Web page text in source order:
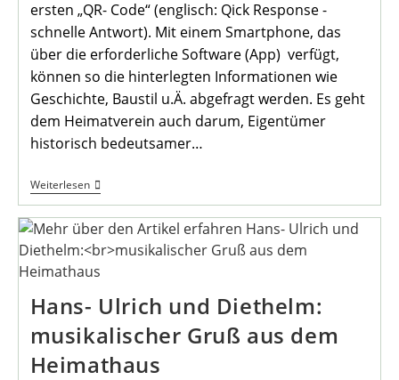
ersten „QR- Code“ (englisch: Qick Response -
schnelle Antwort). Mit einem Smartphone, das
über die erforderliche Software (App) verfügt,
können so die hinterlegten Informationen wie
Geschichte, Baustil u.Ä. abgefragt werden. Es geht
dem Heimatverein auch darum, Eigentümer
historisch bedeutsamer…
WeiterlesenDer
Hof
Auen
Erhält
QR-
Code
Hans- Ulrich und Diethelm:
musikalischer Gruß aus dem
Heimathaus